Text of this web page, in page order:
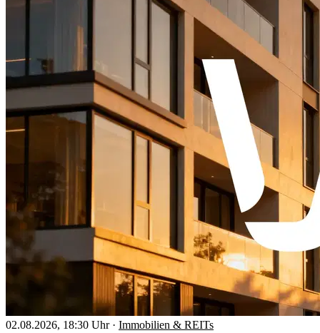
02.08.2026, 18:30 Uhr · Immobilien & REITs